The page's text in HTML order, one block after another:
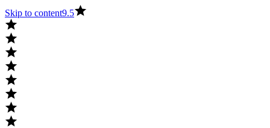
Skip to content9.5